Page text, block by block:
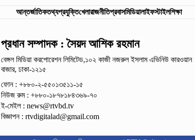
আন্তর্জাতিকতথ্যপ্রযুক্তিখেলারাজনীতিপ্রবাসমিডিয়ালাইফস্টাইলশিক্ষা
প্রধান সম্পাদক : সৈয়দ আশিক রহমান
বেঙ্গল মিডিয়া করপোরেশন লিমিটেড,১০২ কাজী নজরুল ইসলামএভিনিউ কারওয়ান
বাজার, ঢাকা-১২১৫
ফোন : +৮৮০-২-৫৫০১৩৫১১-১৫
নিউজ রুম : +৮৮০-১৮৭৮১৮৪৩৬৯-৭০
ই-মেইল : news@rtvbd.tv
বিজ্ঞাপন : rtvdigitalad@gmail.com